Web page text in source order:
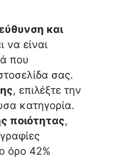
και
να είναι
που
σας.
, επιλέξτε την
κατηγορία.
ποιότητας,
όρο 42%